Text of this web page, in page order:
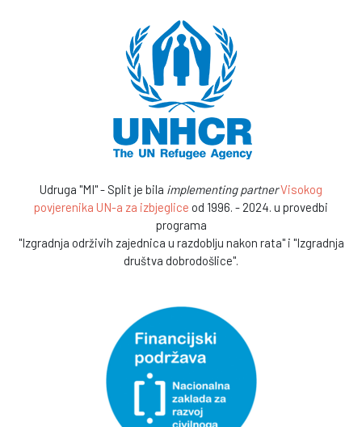
Udruga "MI" - Split je bila implementing partnerVisokog
povjerenika UN-a za izbjeglice od 1996. - 2024. u provedbi
programa
"Izgradnja održivih zajednica u razdoblju nakon rata" i "Izgradnja
društva dobrodošlice".